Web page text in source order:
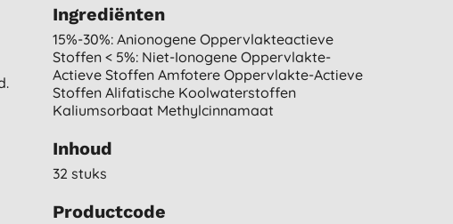
Ingrediënten
15%-30%: Anionogene Oppervlakteactieve
Stoffen < 5%: Niet-Ionogene Oppervlakte-
Actieve Stoffen Amfotere Oppervlakte-Actieve
Stoffen Alifatische Koolwaterstoffen
Kaliumsorbaat Methylcinnamaat
Inhoud
32 stuks
Productcode